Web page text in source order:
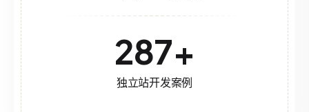
287+
独立站开发案例